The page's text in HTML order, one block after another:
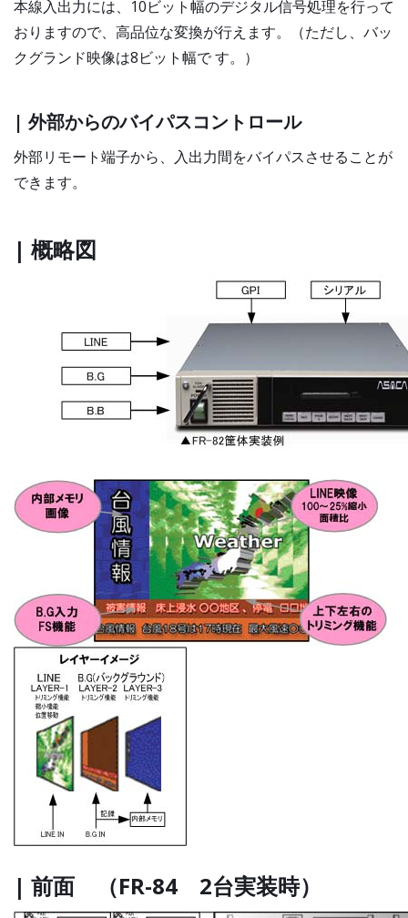
本線入出力には、10ビット幅のデジタル信号処理を行って
おりますので、高品位な変換が行えます。（ただし、バッ
クグランド映像は8ビット幅で す。）
| 外部からのバイパスコントロール
外部リモート端子から、入出力間をバイパスさせることが
できます。
| 概略図
| 前面 （FR-84 2台実装時）